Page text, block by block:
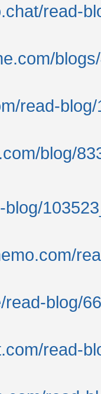
read-
read-
blog/
blog/
read-blog/
read-